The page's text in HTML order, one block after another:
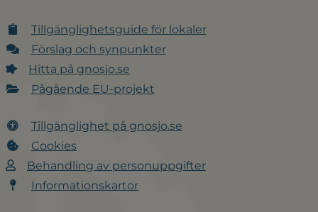
Tillgänglighetsguide för lokaler
Förslag och synpunkter
Hitta på gnosjo.se
Pågående EU-projekt
Tillgänglighet på gnosjo.se
Cookies
Behandling av personuppgifter
Informationskartor